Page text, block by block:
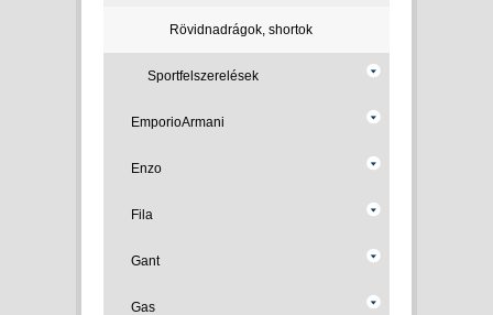
Rövidnadrágok, shortok
Sportfelszerelések
EmporioArmani
Enzo
Fila
Gant
Gas